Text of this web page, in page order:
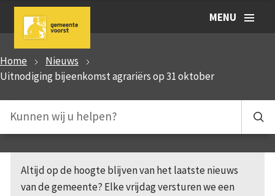
MENU
Home
Nieuws
Uitnodiging bijeenkomst agrariërs op 31 oktober
Altijd op de hoogte blijven van het laatste nieuws
van de gemeente? Elke vrijdag versturen we een